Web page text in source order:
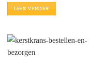
LEES VERDER